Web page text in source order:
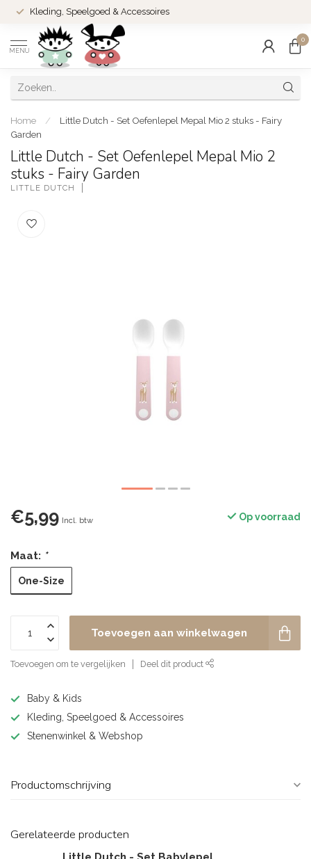
Kleding, Speelgoed & Accessoires
MENU
0
Home /
Little Dutch - Set Oefenlepel Mepal Mio 2 stuks - Fairy
Garden
Little Dutch - Set Oefenlepel Mepal Mio 2
stuks - Fairy Garden
LITTLE DUTCH
€5,99 Incl. btw Op voorraad
Maat: *
One-Size
Toevoegen aan winkelwagen
Toevoegen om te vergelijken Deel dit product
Baby & Kids
Kleding, Speelgoed & Accessoires
Stenenwinkel & Webshop
Productomschrijving
Gerelateerde producten